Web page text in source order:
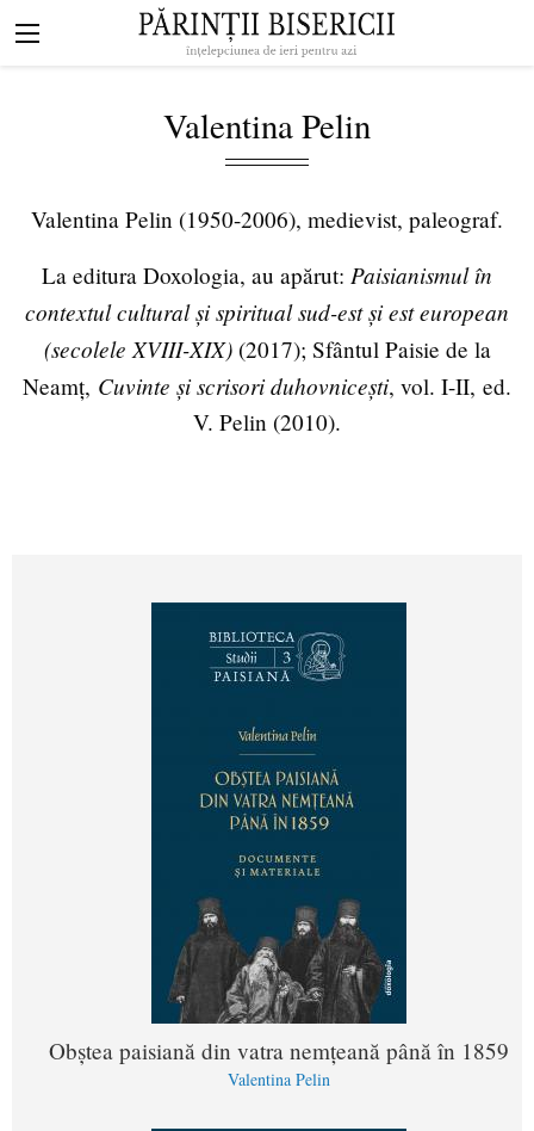
Mergi la conţinutul principal
Navigare
Valentina Pelin
Valentina Pelin (1950-2006), medievist, paleograf.
La editura Doxologia, au apărut: Paisianismul în
contextul cultural și spiritual sud-est și est european
(secolele XVIII-XIX)(2017); Sfântul Paisie de la
Neamț, Cuvinte și scrisori duhovnicești, vol. I-II, ed.
V. Pelin (2010).
Obștea paisiană din vatra nemțeană până în 1859
Valentina Pelin